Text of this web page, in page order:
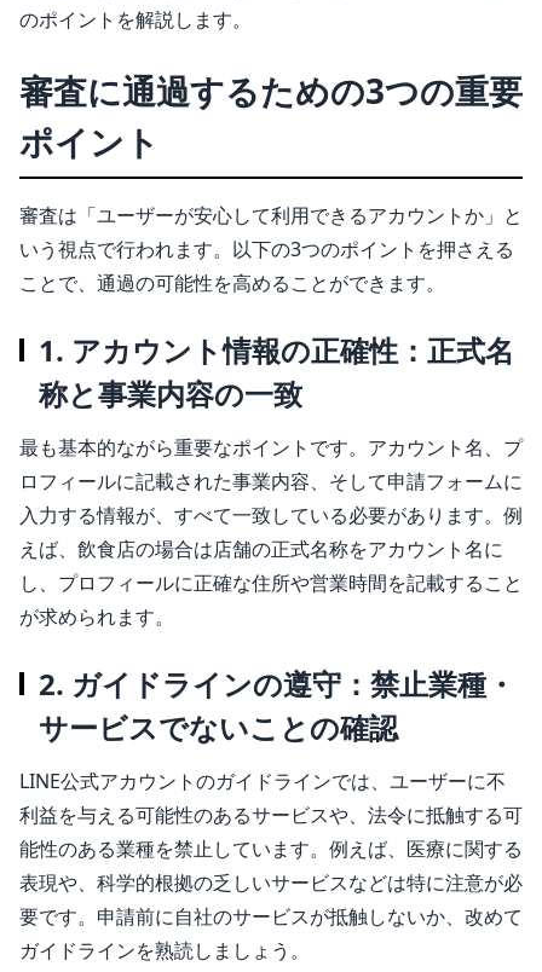
のポイントを解説します。
審査に通過するための3つの重要
ポイント
審査は「ユーザーが安心して利用できるアカウントか」と
いう視点で行われます。以下の3つのポイントを押さえる
ことで、通過の可能性を高めることができます。
1. アカウント情報の正確性：正式名
称と事業内容の一致
最も基本的ながら重要なポイントです。アカウント名、プ
ロフィールに記載された事業内容、そして申請フォームに
入力する情報が、すべて一致している必要があります。例
えば、飲食店の場合は店舗の正式名称をアカウント名に
し、プロフィールに正確な住所や営業時間を記載すること
が求められます。
2. ガイドラインの遵守：禁止業種・
サービスでないことの確認
LINE公式アカウントのガイドラインでは、ユーザーに不
利益を与える可能性のあるサービスや、法令に抵触する可
能性のある業種を禁止しています。例えば、医療に関する
表現や、科学的根拠の乏しいサービスなどは特に注意が必
要です。申請前に自社のサービスが抵触しないか、改めて
ガイドラインを熟読しましょう。